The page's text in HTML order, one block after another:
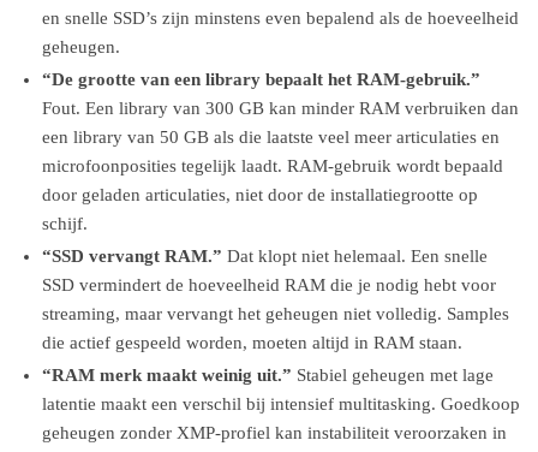
en snelle SSD’s zijn minstens even bepalend als de hoeveelheid
geheugen.
“De grootte van een library bepaalt het RAM-gebruik.”
Fout. Een library van 300 GB kan minder RAM verbruiken dan
een library van 50 GB als die laatste veel meer articulaties en
microfoonposities tegelijk laadt. RAM-gebruik wordt bepaald
door geladen articulaties, niet door de installatiegrootte op
schijf.
“SSD vervangt RAM.” Dat klopt niet helemaal. Een snelle
SSD vermindert de hoeveelheid RAM die je nodig hebt voor
streaming, maar vervangt het geheugen niet volledig. Samples
die actief gespeeld worden, moeten altijd in RAM staan.
“RAM merk maakt weinig uit.” Stabiel geheugen met lage
latentie maakt een verschil bij intensief multitasking. Goedkoop
geheugen zonder XMP-profiel kan instabiliteit veroorzaken in